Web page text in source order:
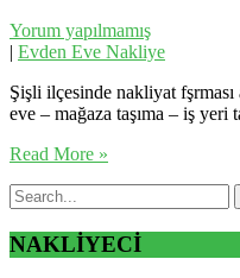
Yorum yapılmamış
| Evden Eve Nakliye
Şişli ilçesinde nakliyat
eve – mağaza taşıma – iş
Read More »
NAKLİYECİ